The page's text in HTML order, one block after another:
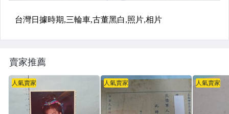
賣家推薦
人氣賣家 人氣賣家 人氣賣家